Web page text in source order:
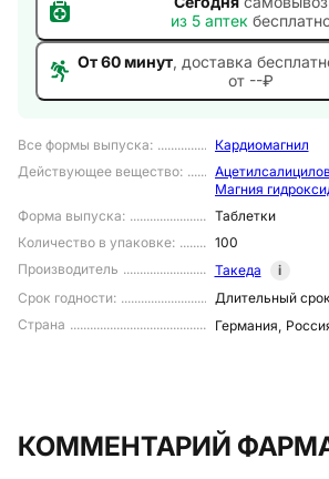
Все формы выпуска:
Кардиомагнил
Действующее вещество:
Магния
Форма выпуска:
Таблетки
Количество в упаковке:
100
Производитель
Такеда
i
Срок годности:
Длительный срок
Страна
Германия,
из 5 аптек
От 60 минут, доставка
от --₽
КОММЕНТАРИЙ